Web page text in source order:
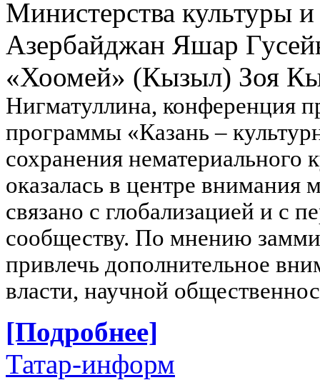
Министерства культуры
Азербайджан Яшар
«Хоомей» (Кызыл) Зоя
Нигматуллина, конференция
программы «Казань –
сохранения нематериального
оказалась в центре внимания
связано с глобализацией и с
сообществу. По мнению
привлечь дополнительное
власти, научной
[Подробнее]
Татар-информ